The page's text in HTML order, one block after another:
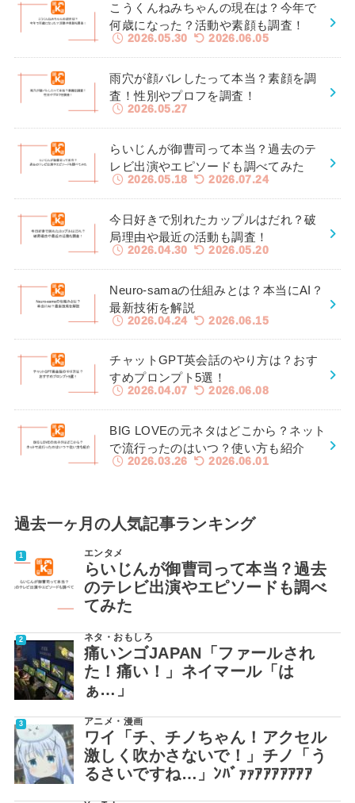
こうくんねみちゃんの現在は？今年で
何歳になった？活動や素顔も調査！
2026.05.30 2026.06.05
雨穴が顔バレしたって本当？素顔を調
査！性別やプロフを調査！
2026.05.27
らいじんが御曹司って本当？過去のテ
レビ出演やエピソードも調べてみた
2026.05.18 2026.07.24
今日好きで別れたカップルはだれ？破
局理由や最近の活動も調査！
2026.04.30 2026.05.20
Neuro-samaの仕組みとは？本当にAI？
最新技術を解説
2026.04.24 2026.06.15
チャットGPT英会話のやり方は？おす
すめプロンプト5選！
2026.04.07 2026.06.08
BIG LOVEの元ネタはどこから？ネット
で流行ったのはいつ？使い方も紹介
2026.03.26 2026.06.01
過去一ヶ月の人気記事ランキング
エンタメ
らいじんが御曹司って本当？過去
のテレビ出演やエピソードも調べ
てみた
ネタ・おもしろ
痛いンゴJAPAN「ファールされ
た！痛い！」ネイマール「は
ぁ…」
アニメ・漫画
ワイ「チ、チノちゃん！アクセル
激しく吹かさないで！」チノ「う
るさいですね…」ﾝﾊﾞｧｧｱｱｱｱｱｱｱ